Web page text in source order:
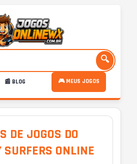
🔍
📰 BLOG 🎮 MEUS JOGOS
DE JOGOS DO
ONLINE